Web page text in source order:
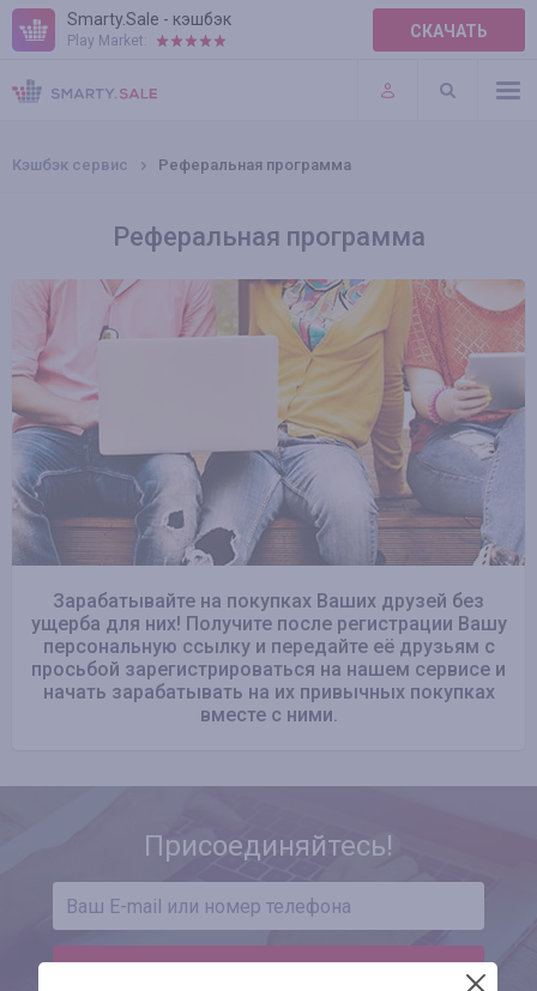
Smarty.Sale - кэшбэк
Play Market: СКАЧАТЬ
ПРАВИЛА
ПЛАГИНЫ
Кэшбэк сервис Реферальная программа
Реферальная программа
Зарабатывайте на покупках Ваших друзей без
ущерба для них! Получите после регистрации Вашу
персональную ссылку и передайте её друзьям с
просьбой зарегистрироваться на нашем сервисе и
начать зарабатывать на их привычных покупках
вместе с ними.
Присоединяйтесь!